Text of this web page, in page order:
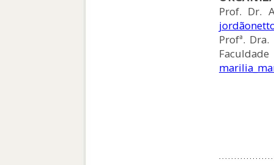
Prof. Dr.
Profª.